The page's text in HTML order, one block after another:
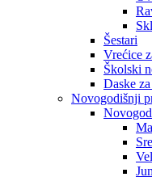
Šestari
Vrećice
Školski
Daske
Novogodišnji